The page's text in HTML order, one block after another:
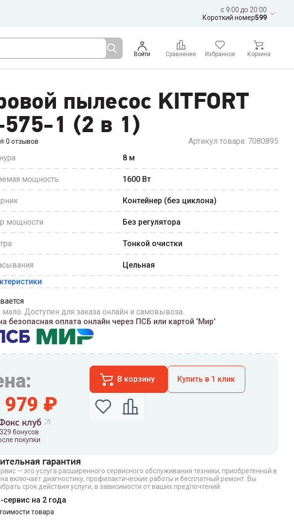
c 9:00 до 20:00
Короткий номер599
Войти Сравнение Избранное Корзина
пылесос KITFORT
1 (2 в 1)
0 отзывов Артикул товара: 7080895
8 м
мощность 1600 Вт
Контейнер (без циклона)
мощности Без регулятора
Тонкой очистки
Цельная
мало. Доступен для заказа онлайн и самовывоза.
безопасная оплата онлайн через ПСБ или картой 'Мир'
979 ₽
клуб
329 бонусов
покупки
В корзину Купить в 1 клик
номер телефона по которому можно связаться с вами
телефона
гарантия
— это услуга расширенного сервисного обслуживания техники, приобретенной в
включает диагностику, профилактические работы и бесплатный ремонт. Вы
срок действия услуги, в зависимости от ваших предпочтений.
сервис на 2 года
товара